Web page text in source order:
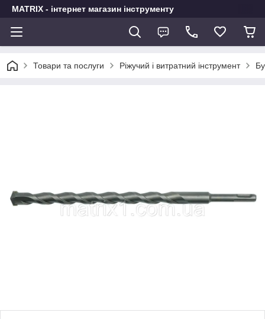
MATRIX - інтернет магазин інструменту
Товари та послуги Ріжучий і витратний інструмент